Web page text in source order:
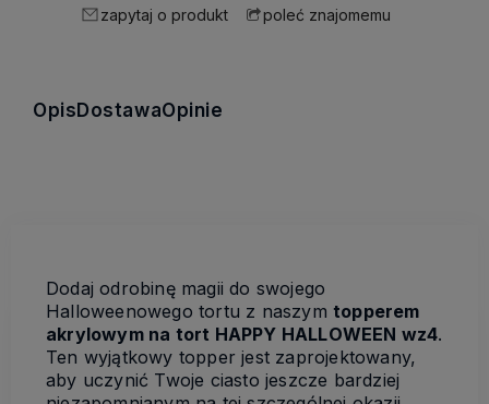
zapytaj o produkt poleć znajomemu
OpisDostawaOpinie
Dodaj odrobinę magii do swojego
Halloweenowego tortu z naszym topperem
akrylowym na tort HAPPY HALLOWEEN wz4.
Ten wyjątkowy topper jest zaprojektowany,
aby uczynić Twoje ciasto jeszcze bardziej